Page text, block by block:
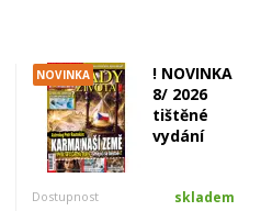
NOVINKA
! NOVINKA
8/ 2026
tištěné
vydání
Dostupnost skladem